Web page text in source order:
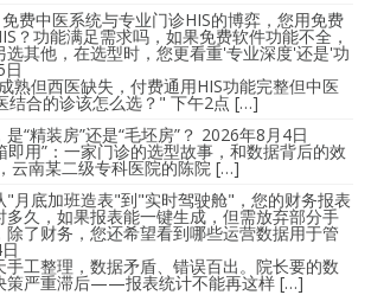
费中医系统与专业门诊HIS的博弈，您用免费
？功能满足需求吗，如果免费软件功能不全，
选其他，在选型时，您更看重'专业深度'还是'功
日
熟但西医缺失，付费通用HIS功能完整但中医
合的诊该怎么选？" 下午2点 […]
“精装房”还是“毛坯房”？ 2026年8月4日
即用”：一家门诊的选型故事，和数据背后的效
云南某二级专科医院的陈院 […]
"月底加班造表"到"实时驾驶舱"，您的财务报表
多久，如果报表能一键生成，但需放弃部分手
了财务，您还希望看到哪些运营数据用于管
工整理，数据矛盾、错误百出。院长要的数
策严重滞后——报表统计不能再这样 […]